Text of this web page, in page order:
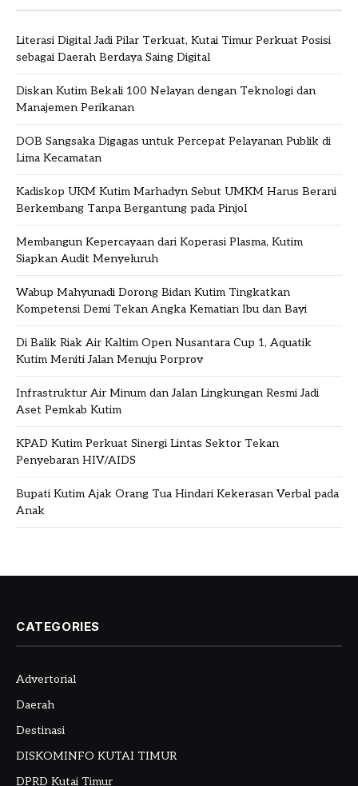
Literasi Digital Jadi Pilar Terkuat, Kutai Timur Perkuat Posisi
sebagai Daerah Berdaya Saing Digital
Diskan Kutim Bekali 100 Nelayan dengan Teknologi dan
Manajemen Perikanan
DOB Sangsaka Digagas untuk Percepat Pelayanan Publik di
Lima Kecamatan
Kadiskop UKM Kutim Marhadyn Sebut UMKM Harus Berani
Berkembang Tanpa Bergantung pada Pinjol
Membangun Kepercayaan dari Koperasi Plasma, Kutim
Siapkan Audit Menyeluruh
Wabup Mahyunadi Dorong Bidan Kutim Tingkatkan
Kompetensi Demi Tekan Angka Kematian Ibu dan Bayi
Di Balik Riak Air Kaltim Open Nusantara Cup 1, Aquatik
Kutim Meniti Jalan Menuju Porprov
Infrastruktur Air Minum dan Jalan Lingkungan Resmi Jadi
Aset Pemkab Kutim
KPAD Kutim Perkuat Sinergi Lintas Sektor Tekan
Penyebaran HIV/AIDS
Bupati Kutim Ajak Orang Tua Hindari Kekerasan Verbal pada
Anak
CATEGORIES
Advertorial
Daerah
Destinasi
DISKOMINFO KUTAI TIMUR
DPRD Kutai Timur